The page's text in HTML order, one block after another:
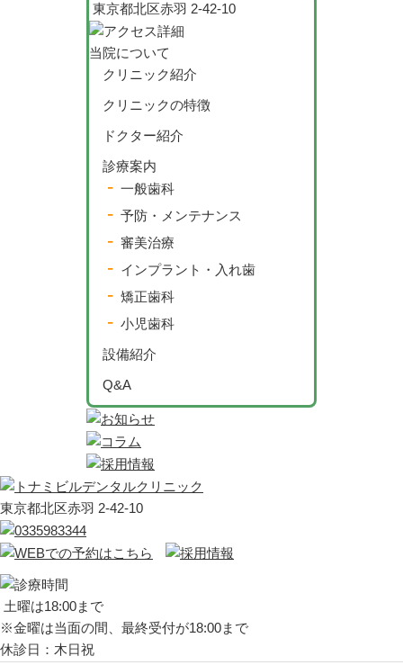
東京都北区赤羽 2-42-10
当院について
クリニック紹介
クリニックの特徴
ドクター紹介
診療案内
一般歯科
予防・メンテナンス
審美治療
インプラント・入れ歯
矯正歯科
小児歯科
設備紹介
Q&A
東京都北区赤羽 2-42-10
土曜は18:00まで
※金曜は当面の間、最終受付が18:00まで
休診日：木日祝